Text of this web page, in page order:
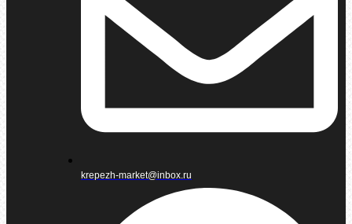
krepezh-market@inbox.ru